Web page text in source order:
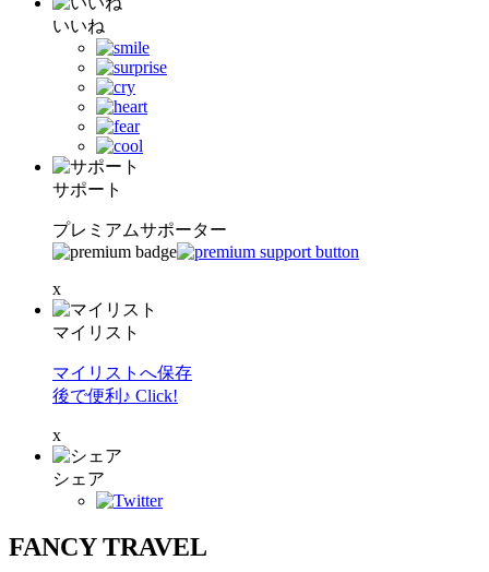
いいね
サポート
プレミアムサポーター
x
マイリスト
マイリストへ保存
後で便利♪ Click!
x
シェア
FANCY TRAVEL